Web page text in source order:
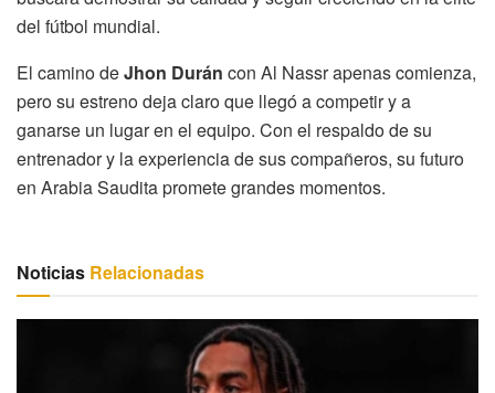
del fútbol mundial.
El camino deJhon Durán con Al Nassr apenas comienza,
pero su estreno deja claro que llegó a competir y a
ganarse un lugar en el equipo. Con el respaldo de su
entrenador y la experiencia de sus compañeros, su futuro
en Arabia Saudita promete grandes momentos.
Noticias Relacionadas